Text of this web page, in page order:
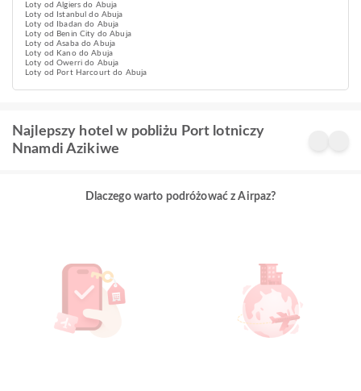
Loty od Algiers do Abuja
Loty od Istanbul do Abuja
Loty od Ibadan do Abuja
Loty od Benin City do Abuja
Loty od Asaba do Abuja
Loty od Kano do Abuja
Loty od Owerri do Abuja
Loty od Port Harcourt do Abuja
Najlepszy hotel w pobliżu Port lotniczy
Nnamdi Azikiwe
Dlaczego warto podróżować z Airpaz?